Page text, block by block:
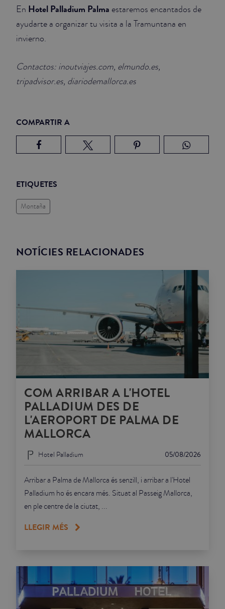
En Hotel Palladium Palma estaremos encantados de
ayudarte a organizar tu visita a la Tramuntana en
invierno.
Contactos: inoutviajes.com, elmundo.es,
tripadvisor.es, diariodemallorca.es
COMPARTIR A
ETIQUETES
Montaña
NOTÍCIES RELACIONADES
COM ARRIBAR A L'HOTEL
PALLADIUM DES DE
L'AEROPORT DE PALMA DE
MALLORCA
05/08/2026
Hotel Palladium
Arribar a Palma de Mallorca és senzill, i arribar a l'Hotel
Palladium ho és encara més. Situat al Passeig Mallorca,
en ple centre de la ciutat, ...
LLEGIR MÉS